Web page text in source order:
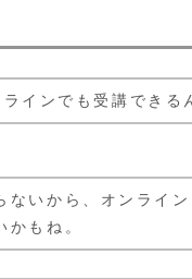
ラインでも受講できる
ないから、オンライン
かもね。